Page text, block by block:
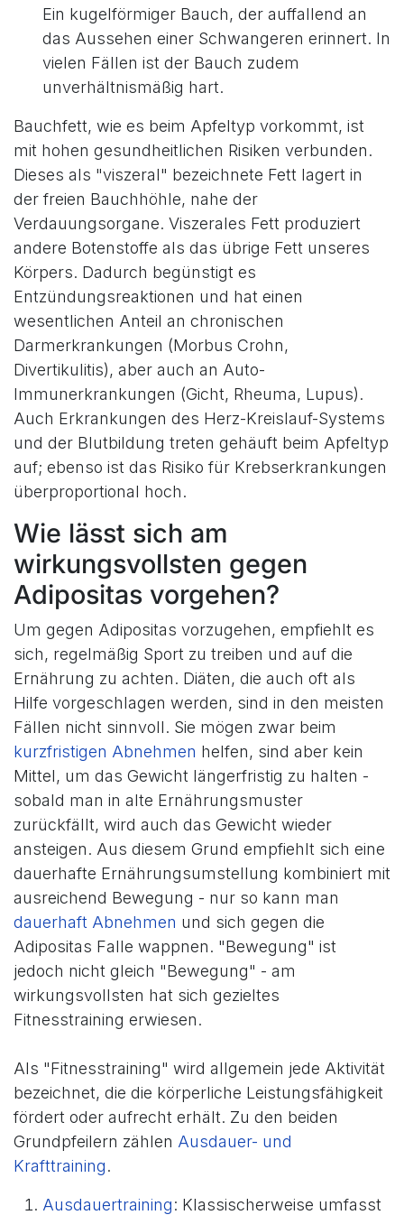
Ein kugelförmiger Bauch, der auffallend an
das Aussehen einer Schwangeren erinnert. In
vielen Fällen ist der Bauch zudem
unverhältnismäßig hart.
Bauchfett, wie es beim Apfeltyp vorkommt, ist
mit hohen gesundheitlichen Risiken verbunden.
Dieses als "viszeral" bezeichnete Fett lagert in
der freien Bauchhöhle, nahe der
Verdauungsorgane. Viszerales Fett produziert
andere Botenstoffe als das übrige Fett unseres
Körpers. Dadurch begünstigt es
Entzündungsreaktionen und hat einen
wesentlichen Anteil an chronischen
Darmerkrankungen (Morbus Crohn,
Divertikulitis), aber auch an Auto-
Immunerkrankungen (Gicht, Rheuma, Lupus).
Auch Erkrankungen des Herz-Kreislauf-Systems
und der Blutbildung treten gehäuft beim Apfeltyp
auf; ebenso ist das Risiko für Krebserkrankungen
überproportional hoch.
Wie lässt sich am
wirkungsvollsten gegen
Adipositas vorgehen?
Um gegen Adipositas vorzugehen, empfiehlt es
sich, regelmäßig Sport zu treiben und auf die
Ernährung zu achten. Diäten, die auch oft als
Hilfe vorgeschlagen werden, sind in den meisten
Fällen nicht sinnvoll. Sie mögen zwar beim
kurzfristigen Abnehmen helfen, sind aber kein
Mittel, um das Gewicht längerfristig zu halten -
sobald man in alte Ernährungsmuster
zurückfällt, wird auch das Gewicht wieder
ansteigen. Aus diesem Grund empfiehlt sich eine
dauerhafte Ernährungsumstellung kombiniert mit
ausreichend Bewegung - nur so kann man
dauerhaft Abnehmen und sich gegen die
Adipositas Falle wappnen. "Bewegung" ist
jedoch nicht gleich "Bewegung" - am
wirkungsvollsten hat sich gezieltes
Fitnesstraining erwiesen.
Als "Fitnesstraining" wird allgemein jede Aktivität
bezeichnet, die die körperliche Leistungsfähigkeit
fördert oder aufrecht erhält. Zu den beiden
Grundpfeilern zählen Ausdauer- und
Krafttraining.
Ausdauertraining: Klassischerweise umfasst